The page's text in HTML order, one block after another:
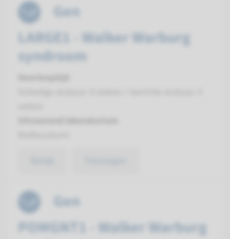
Gen
LARGE1 - Walker Warburg
syndroom
Gen
POMGNT1 - Walker Warburg